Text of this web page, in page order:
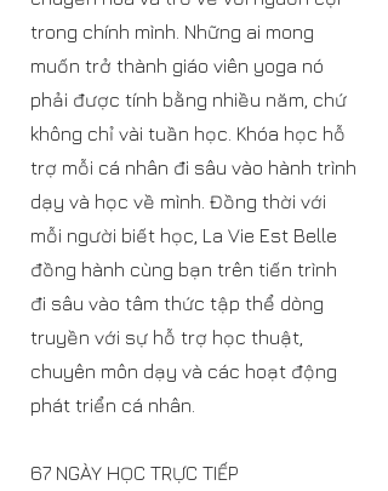
trong chính mình. Những ai mong
muốn trở thành giáo viên yoga nó
phải được tính bằng nhiều năm, chứ
không chỉ vài tuần học. Khóa học hỗ
trợ mỗi cá nhân đi sâu vào hành trình
dạy và học về mình. Đồng thời với
mỗi người biết học, La Vie Est Belle
đồng hành cùng bạn trên tiến trình
đi sâu vào tâm thức tập thể dòng
truyền với sự hỗ trợ học thuật,
chuyên môn dạy và các hoạt động
phát triển cá nhân.
67 NGÀY HỌC TRỰC TIẾP